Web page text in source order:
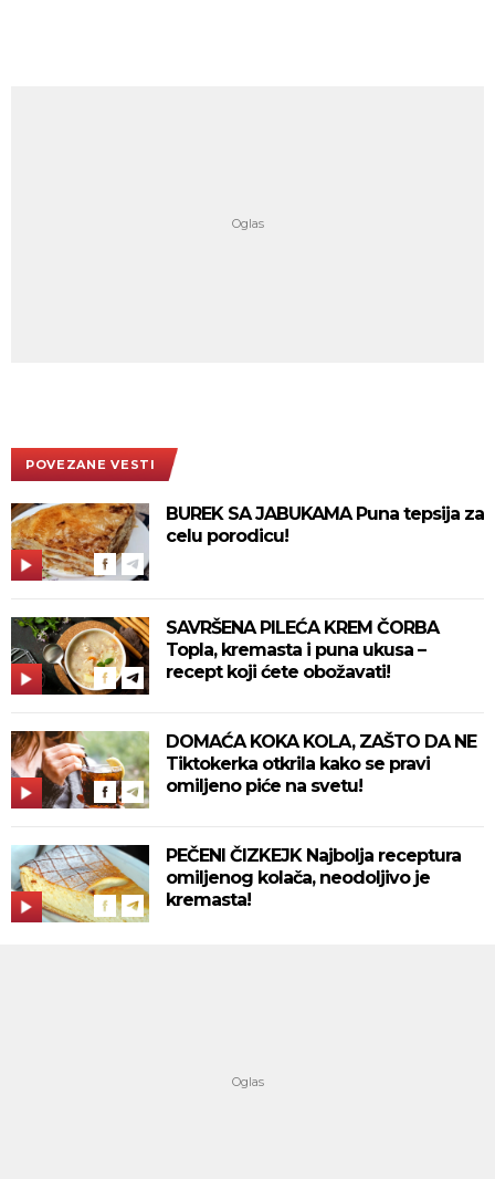
POVEZANE VESTI
BUREK SA JABUKAMA Puna tepsija za
celu porodicu!
SAVRŠENA PILEĆA KREM ČORBA
Topla, kremasta i puna ukusa –
recept koji ćete obožavati!
DOMAĆA KOKA KOLA, ZAŠTO DA NE
Tiktokerka otkrila kako se pravi
omiljeno piće na svetu!
PEČENI ČIZKEJK Najbolja receptura
omiljenog kolača, neodoljivo je
kremasta!